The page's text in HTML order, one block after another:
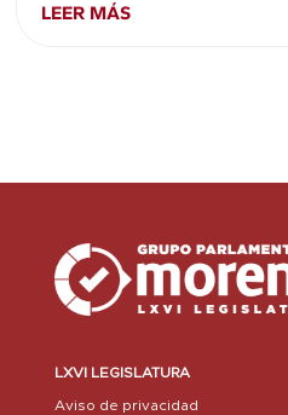
LEER MÁS
LXVI LEGISLATURA
Aviso de privacidad